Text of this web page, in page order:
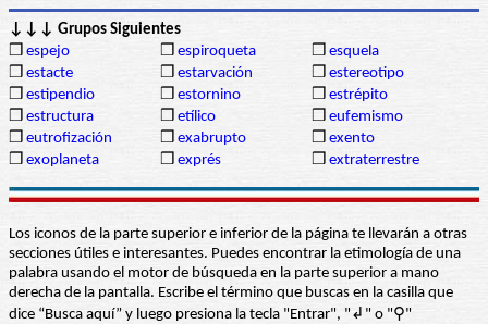
↓↓↓ Grupos Siguientes
❒ espejo ❒ espiroqueta ❒ esquela
❒ estacte ❒ estarvación ❒ estereotipo
❒ estipendio ❒ estornino ❒ estrépito
❒ estructura ❒ etílico ❒ eufemismo
❒ eutrofización ❒ exabrupto ❒ exento
❒ exoplaneta ❒ exprés ❒ extraterrestre
Los iconos de la parte superior e inferior de la página te llevarán a otras
secciones útiles e interesantes. Puedes encontrar la etimología de una
palabra usando el motor de búsqueda en la parte superior a mano
derecha de la pantalla. Escribe el término que buscas en la casilla que
dice “Busca aquí” y luego presiona la tecla "Entrar", "↲" o "⚲"